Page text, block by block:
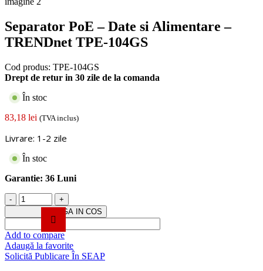
Separator PoE – Date si Alimentare –
TRENDnet TPE-104GS
Cod produs: TPE-104GS
Drept de retur in 30 zile de la comanda
În stoc
83,18 lei (TVA inclus)
Livrare: 1-2 zile
În stoc
Garantie: 36 Luni
Cantitate
Separator
PoE
-
Date
si
Alimentare
ADAUGA IN COS
Add to compare
Adaugă la favorite
Solicită Publicare În SEAP